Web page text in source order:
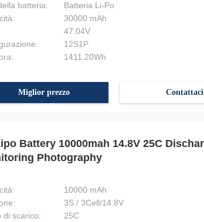
batteria:
Batteria Li-Po
30000 mAh
47.04V
12S1P
1411.20Wh
Miglior prezzo Contattaci
Battery 10000mah 14.8V 25C
Photography
10000 mAh
3S / 3Cell/14.8V
di scarico:
25C